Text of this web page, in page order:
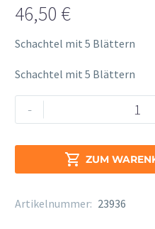
46,50 €
Schachtel mit 5 Blättern
Schachtel mit 5 Blättern
-
D`ADDARIO
Select
unfiled
3M
 ZUM
Alternative:
Artikelnummer: 23936